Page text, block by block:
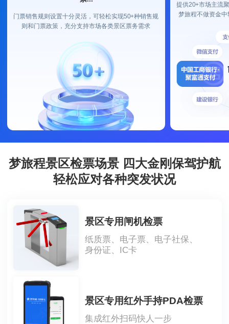
门票销售规则设置十分灵活，可轻松实现50+种销售规
则和门票政策，充分支持市场各类景区票务需求
提供20+市场主流
梦旅程不做资金
梦旅程景区检票场景 四大金刚保驾护航
轻松应对各种突发状况
景区专用闸机检票
纸质票、电子票、电子社保、
身份证、IC卡
景区专用红外手持PDA检票
集成红外扫码快人一步